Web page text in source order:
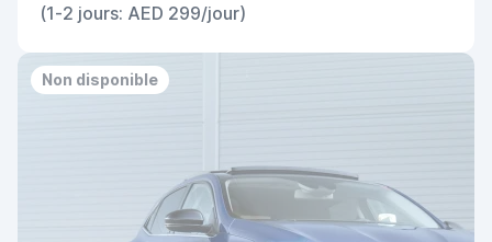
(1-2 jours: AED 299/jour)
Non disponible